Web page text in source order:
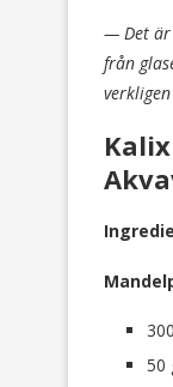
— Det är
från
50